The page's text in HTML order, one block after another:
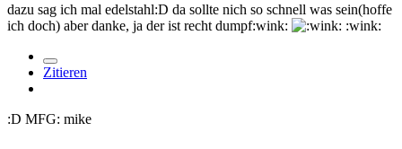
dazu sag ich mal edelstahl:D da sollte nich so schnell was sein(hoffe
ich doch) aber danke, ja der ist recht dumpf:wink:
:wink:
Zitieren
:D MFG: mike